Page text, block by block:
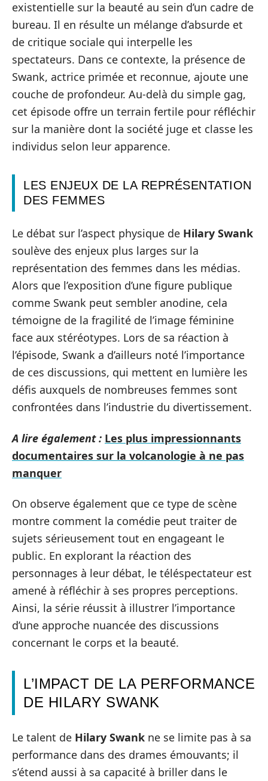
existentielle sur la beauté au sein d’un cadre de
bureau. Il en résulte un mélange d’absurde et
de critique sociale qui interpelle les
spectateurs. Dans ce contexte, la présence de
Swank, actrice primée et reconnue, ajoute une
couche de profondeur. Au-delà du simple gag,
cet épisode offre un terrain fertile pour réfléchir
sur la manière dont la société juge et classe les
individus selon leur apparence.
LES ENJEUX DE LA REPRÉSENTATION
DES FEMMES
Le débat sur l’aspect physique de Hilary Swank
soulève des enjeux plus larges sur la
représentation des femmes dans les médias.
Alors que l’exposition d’une figure publique
comme Swank peut sembler anodine, cela
témoigne de la fragilité de l’image féminine
face aux stéréotypes. Lors de sa réaction à
l’épisode, Swank a d’ailleurs noté l’importance
de ces discussions, qui mettent en lumière les
défis auxquels de nombreuses femmes sont
confrontées dans l’industrie du divertissement.
A lire également : Les plus impressionnants
documentaires sur la volcanologie à ne pas
manquer
On observe également que ce type de scène
montre comment la comédie peut traiter de
sujets sérieusement tout en engageant le
public. En explorant la réaction des
personnages à leur débat, le téléspectateur est
amené à réfléchir à ses propres perceptions.
Ainsi, la série réussit à illustrer l’importance
d’une approche nuancée des discussions
concernant le corps et la beauté.
L’IMPACT DE LA PERFORMANCE
DE HILARY SWANK
Le talent de Hilary Swank ne se limite pas à sa
performance dans des drames émouvants; il
s’étend aussi à sa capacité à briller dans le